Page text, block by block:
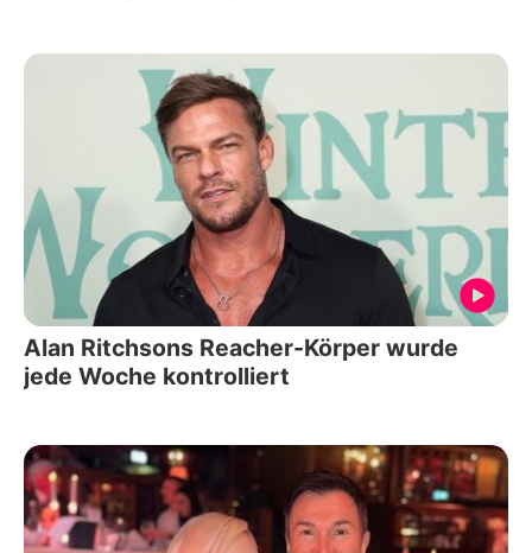
Alan Ritchsons Reacher-Körper wurde
jede Woche kontrolliert